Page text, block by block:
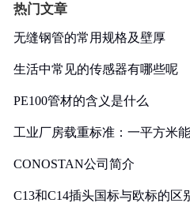
热门文章
无缝钢管的常用规格及壁厚
生活中常见的传感器有哪些呢
PE100管材的含义是什么
工业厂房载重标准：一平方米
CONOSTAN公司简介
C13和C14插头国标与欧标的区